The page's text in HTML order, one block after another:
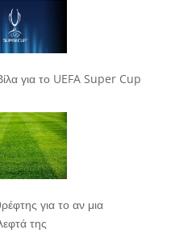
για το UEFA Super Cup
για το αν μια
της